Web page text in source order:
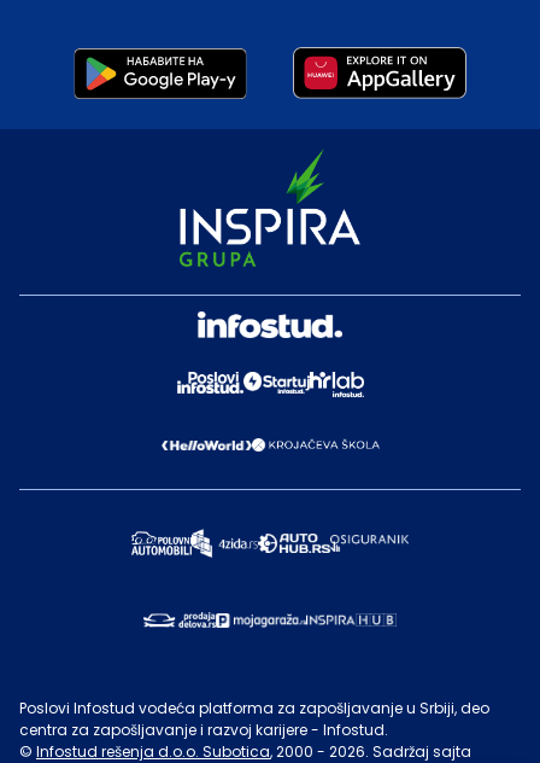
Poslovi Infostud vodeća platforma za zapošljavanje u Srbiji, deo
centra za zapošljavanje i razvoj karijere - Infostud.
© Infostud rešenja d.o.o. Subotica, 2000 - 2026. Sadržaj sajta